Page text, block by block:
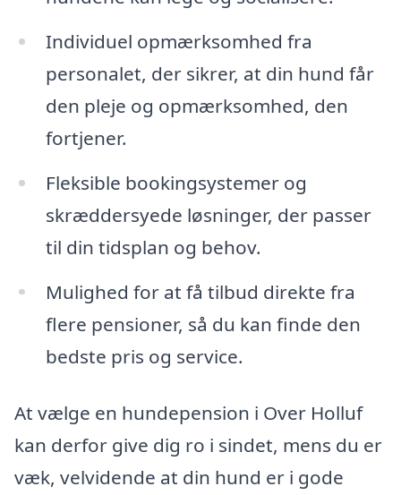
Individuel opmærksomhed fra
personalet, der sikrer, at din hund får
den pleje og opmærksomhed, den
fortjener.
Fleksible bookingsystemer og
skræddersyede løsninger, der passer
til din tidsplan og behov.
Mulighed for at få tilbud direkte fra
flere pensioner, så du kan finde den
bedste pris og service.
At vælge en hundepension i Over Holluf
kan derfor give dig ro i sindet, mens du er
væk, velvidende at din hund er i gode